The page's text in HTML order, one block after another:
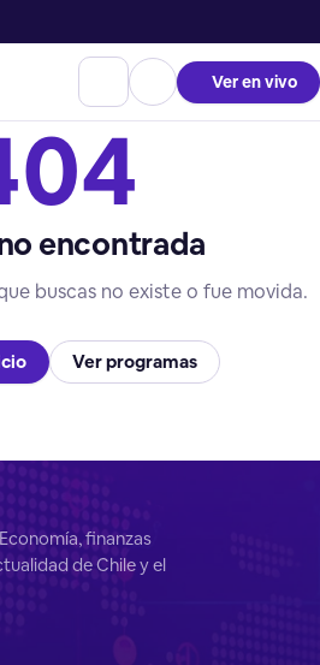
Ver en vivo
encontrada
buscas no existe o fue movida.
Ver programas
finanzas
de Chile y el